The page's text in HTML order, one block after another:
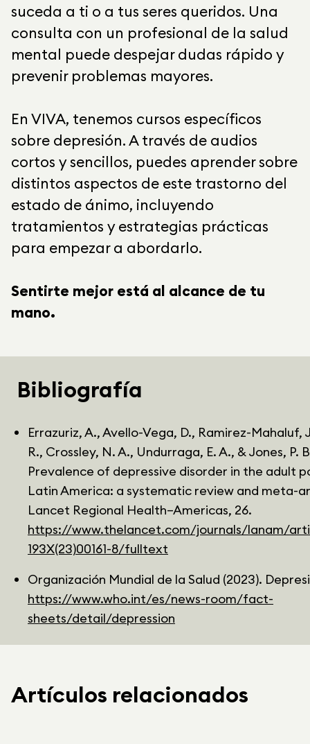
suceda a ti o a tus seres queridos. Una
consulta con un profesional de la salud
mental puede despejar dudas rápido y
prevenir problemas mayores.
En VIVA, tenemos cursos específicos
sobre depresión. A través de audios
cortos y sencillos, puedes aprender sobre
distintos aspectos de este trastorno del
estado de ánimo, incluyendo
tratamientos y estrategias prácticas
para empezar a abordarlo.
Sentirte mejor está al alcance de tu
mano.
Bibliografía
Errazuriz, A., Avello-Vega, D., Ramirez-Mahaluf,
R., Crossley, N. A., Undurraga, E. A., & Jones, P.
Prevalence of depressive disorder in the adult
Latin America: a systematic review and meta-
Lancet Regional Health–Americas, 26.
https://www.thelancet.com/journals/lanam/
193X(23)00161-8/fulltext
Organización Mundial de la Salud (2023).
https://www.who.int/es/news-room/fact-
sheets/detail/depression
Artículos relacionados